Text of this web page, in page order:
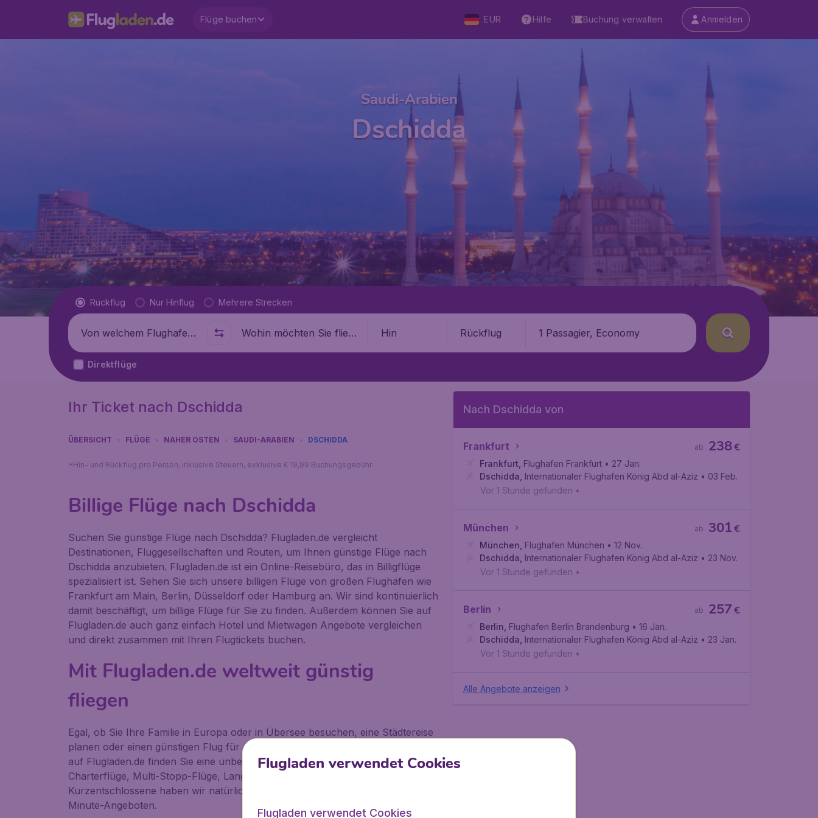
Flüge buchen EUR Hilfe Buchung verwalten Anmelden
Saudi-Arabien
Dschidda
Flugtyp
Rückflug Nur Hinflug Mehrere Strecken
Abflug von Wohin Hin Rückflug 1 Passagier, Economy
Direktflüge
Ihr Ticket nach Dschidda
ÜBERSICHT FLÜGE NAHER OSTEN SAUDI-ARABIEN DSCHIDDA
*Hin- und Rückflug pro Person, inklusive Steuern, exklusive € 19,99 Buchungsgebühr.
Billige Flüge nach Dschidda
Suchen Sie günstige Flüge nach Dschidda? Flugladen.de vergleicht
Destinationen, Fluggesellschaften und Routen, um Ihnen günstige Flüge nach
Dschidda anzubieten. Flugladen.de ist ein Online-Reisebüro, das in Billigflüge
spezialisiert ist. Sehen Sie sich unsere billigen Flüge von großen Flughäfen wie
Frankfurt am Main, Berlin, Düsseldorf oder Hamburg an. Wir sind kontinuierlich
damit beschäftigt, um billige Flüge für Sie zu finden. Außerdem können Sie auf
Flugladen.de auch ganz einfach Hotel und Mietwagen Angebote vergleichen
und direkt zusammen mit Ihren Flugtickets buchen.
Mit Flugladen.de weltweit günstig
fliegen
Egal, ob Sie Ihre Familie in Europa oder in Übersee besuchen, eine Städtereise
planen oder einen günstigen Flug für einen Geschäftsreise buchen möchten,
auf Flugladen.de finden Sie eine unbegrenztes Angebot für Billigflüge,
Charterflüge, Multi-Stopp-Flüge, Langstrecken Flüge oder Gabelflüge. Und für
Kurzentschlossene haben wir natürlich auch noch eine große Auswahl an Last-
Minute-Angeboten.
Nach Dschidda von
Frankfurt €
238
ab
Frankfurt Flughafen Frankfurt • 27 Jan.
Dschidda Internationaler Flughafen König Abd al-Aziz • 03 Feb.
Vor 1 Stunde gefunden •
München €
301
ab
München Flughafen München • 12 Nov.
Dschidda Internationaler Flughafen König Abd al-Aziz • 23 Nov.
Vor 1 Stunde gefunden •
Berlin €
257
ab
Berlin Flughafen Berlin Brandenburg • 16 Jan.
Dschidda Internationaler Flughafen König Abd al-Aziz • 23 Jan.
Vor 1 Stunde gefunden •
Alle Angebote anzeigen
Flugladen verwendet Cookies
Flugladen verwendet Cookies